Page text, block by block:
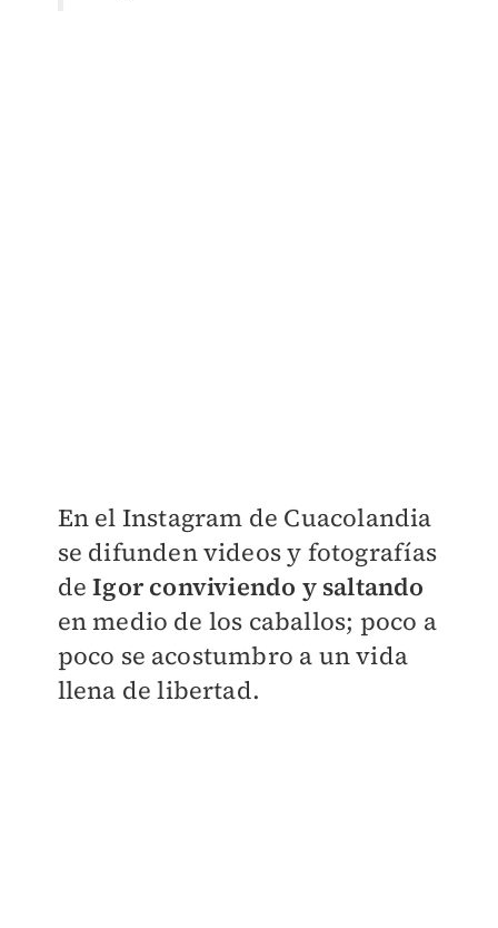
​En el Instagram de Cuacolandia
se difunden videos y fotografías
deIgor conviviendo y saltando
en medio de los caballos; poco a
poco se acostumbro a un vida
llena de libertad.